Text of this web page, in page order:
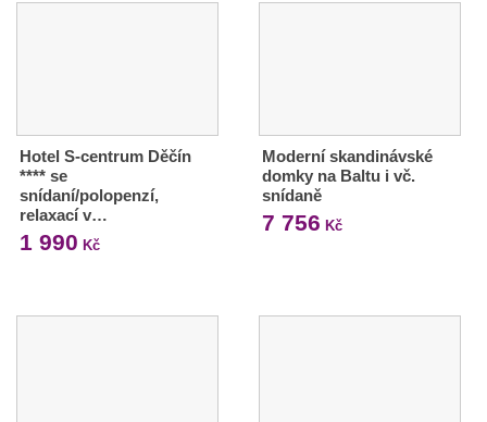
Hotel S-centrum Děčín
**** se
snídaní/polopenzí,
relaxací v…
1 990 Kč
Moderní skandinávské
domky na Baltu i vč.
snídaně
7 756 Kč